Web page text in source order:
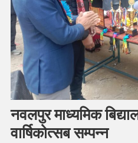
नवलपुर माध्यमिक
वार्षिकोत्सब सम्पन्न